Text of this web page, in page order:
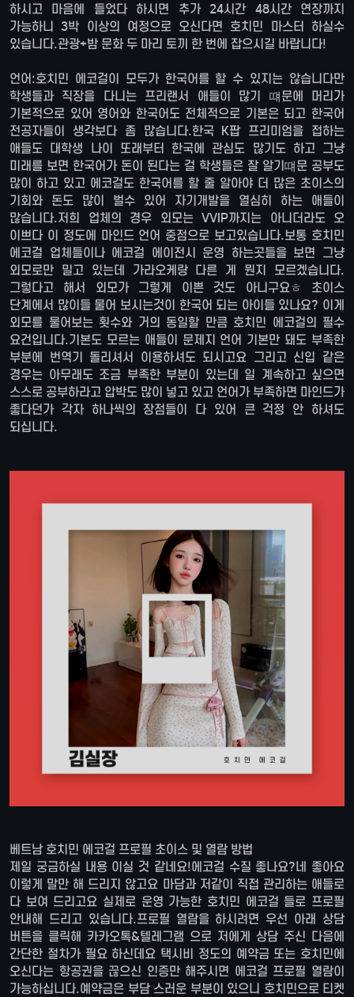
하시고 마음에 들었다 하시면 추가 24시간 48시간 연장까지
가능하니 3박 이상의 여정으로 오신다면 호치민 마스터 하실수
있습니다.관광+밤 문화 두 마리 토끼 한 번에 잡으시길 바랍니다!
언어:호치민 에코걸이 모두가 한국어를 할 수 있지는 않습니다만
학생들과 직장을 다니는 프리랜서 애들이 많기 떄문에 머리가
기본적으로 있어 영어와 한국어도 전체적으로 기본은 되고 한국어
전공자들이 생각보다 좀 많습니다.한국 K팝 프리미엄을 접하는
애들도 대학생 나이 또래부터 한국에 관심도 많기도 하고 그냥
미래를 보면 한국어가 돈이 된다는 걸 학생들은 잘 알기떄문 공부도
많이 하고 있고 에코걸도 한국어를 할 줄 알아야 더 많은 초이스의
기회와 돈도 많이 벌수 있어 자기개발을 열심히 하는 애들이
많습니다.저희 업체의 경우 외모는 VVIP까지는 아니더라도 오
이쁘다 이 정도에 마인드 언어 중점으로 보고있습니다.보통 호치민
에코걸 업체들이나 에코걸 에이전시 운영 하는곳들을 보면 그냥
외모로만 밀고 있는데 가라오케랑 다른 게 뭔지 모르겠습니다.
그렇다고 해서 외모가 그렇게 이쁜 것도 아니구요ㅎ 초이스
단계에서 많이들 물어 보시는것이 한국어 되는 아이들 있나요? 이게
외모를 물어보는 횟수와 거의 동일할 만큼 호치민 에코걸의 필수
요건입니다.기본도 모르는 애들이 문제지 언어 기본만 돼도 부족한
부분에 번역기 돌리셔서 이용하셔도 되시고요 그리고 신입 같은
경우는 아무래도 조금 부족한 부분이 있는데 일 계속하고 싶으면
스스로 공부하라고 압박도 많이 넣고 있고 언어가 부족하면 마인드가
좋다던가 각자 하나씩의 장점들이 다 있어 큰 걱정 안 하셔도
되십니다.
베트남 호치민 에코걸 프로필 초이스 및 열람 방법
제일 궁금하실 내용 이실 것 같네요!에코걸 수질 좋나요?네 좋아요
이렇게 말만 해 드리지 않고요 마담과 저같이 직접 관리하는 애들로
다 보여 드리고요 실제로 운영 가능한 호치민 에코걸 들로 프로필
안내해 드리고 있습니다.프로필 열람을 하시려면 우선 아래 상담
버튼을 클릭해 카카오톡&텔레그램 으로 저에게 상담 주신 다음에
간단한 절차가 필요 하신데요 택시비 정도의 예약금 또는 호치민에
오신다는 항공권을 끊으신 인증만 해주시면 에코걸 프로필 열람이
가능하십니다.예약금은 부담 스러운 부분이 있으니 호치민으로 티켓